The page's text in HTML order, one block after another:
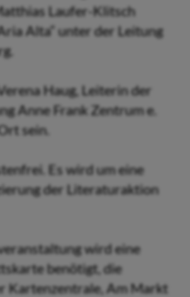
Laufer-Klitsch
Alta“ unter der Leitung
Haug, Leiterin der
Anne Frank Zentrum e.
sein.
Es wird um eine
der Literaturaktion
wird eine
benötigt, die
Kartenzentrale, Am Markt